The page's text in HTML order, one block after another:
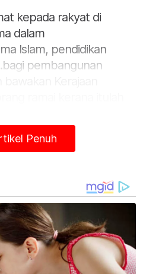
kepada rakyat di
dalam
Islam, pendidikan
pembangunan
semula pertumbuhan
rakyat,"
kepada pemberita
sumpah Exco di
Negeri Pulau Pinang,
Razak pada Rabu.
Penuh